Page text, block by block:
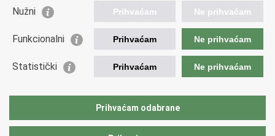
Zapošljavanje
Odnosi s javnošću
Važne poveznice
Ministarstvo unutarnjih poslova
Nužni Prihvaćam Ne prihvaćam
Funkcionalni Prihvaćam Ne prihvaćam
Statistički Prihvaćam Ne prihvaćam
Prihvaćam odabrane